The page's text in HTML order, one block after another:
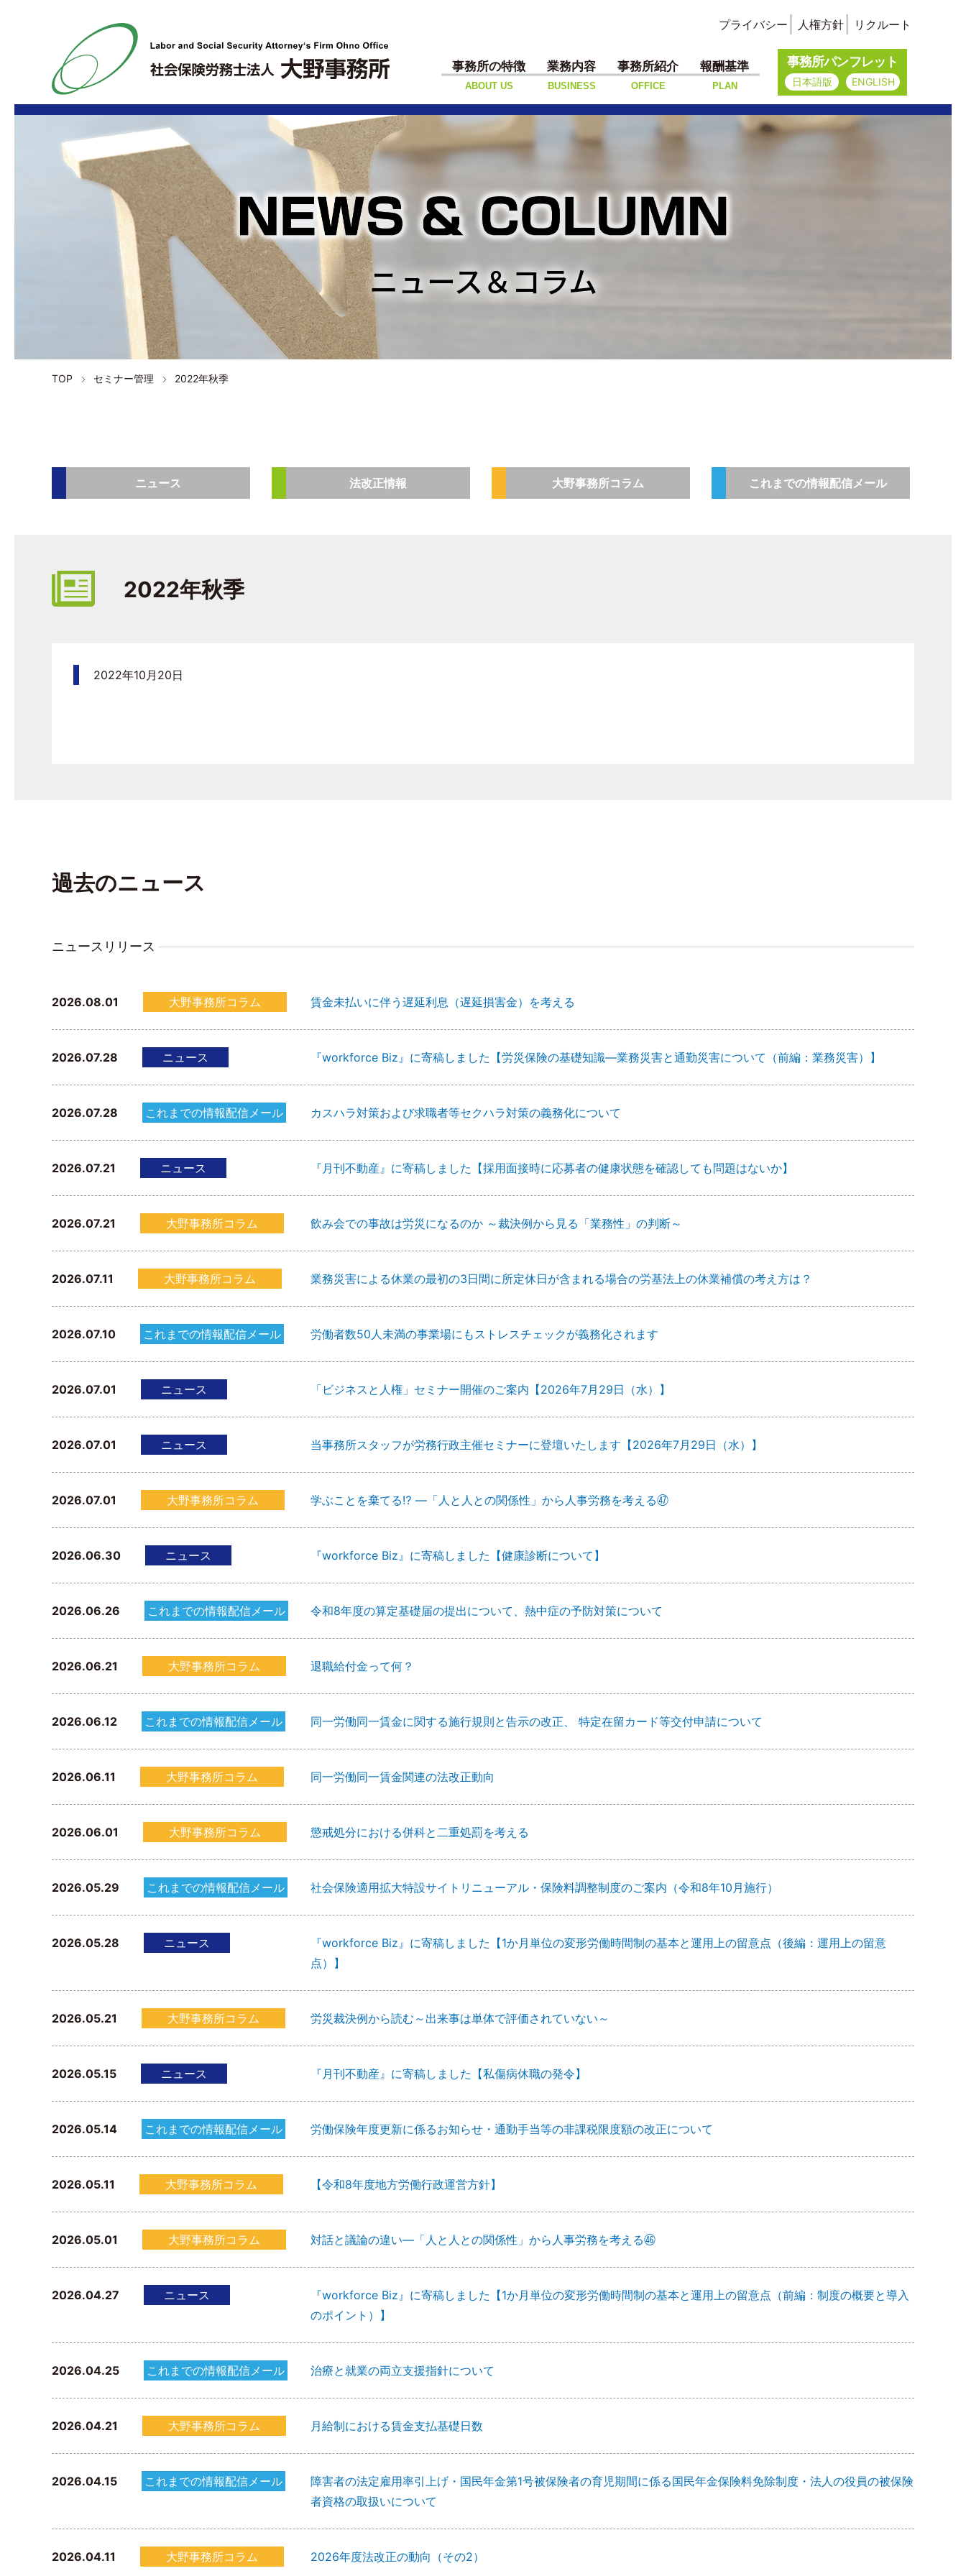
プライバシー 人権方針 リクルート
事務所の特徴
ABOUT US
業務内容
BUSINESS
事務所紹介
OFFICE
報酬基準
PLAN
事務所パンフレット
日本語版 ENGLISH
ニュース＆コラム
TOP セミナー管理 2022年秋季
ニュース 法改正情報 大野事務所コラム これまでの情報配信メール
2022年秋季
2022年10月20日
過去のニュース
ニュースリリース
2026.08.01 大野事務所コラム 賃金未払いに伴う遅延利息（遅延損害金）を考える
2026.07.28 ニュース 『workforce Biz』に寄稿しました【労災保険の基礎知識―業務災害と通勤災害について（前編：業務災害）】
2026.07.28 これまでの情報配信メール カスハラ対策および求職者等セクハラ対策の義務化について
2026.07.21 ニュース 『月刊不動産』に寄稿しました【採用面接時に応募者の健康状態を確認しても問題はないか】
2026.07.21 大野事務所コラム 飲み会での事故は労災になるのか ～裁決例から見る「業務性」の判断～
2026.07.11 大野事務所コラム 業務災害による休業の最初の3日間に所定休日が含まれる場合の労基法上の休業補償の考え方は？
2026.07.10 これまでの情報配信メール 労働者数50人未満の事業場にもストレスチェックが義務化されます
2026.07.01 ニュース 「ビジネスと人権」セミナー開催のご案内【2026年7月29日（水）】
2026.07.01 ニュース 当事務所スタッフが労務行政主催セミナーに登壇いたします【2026年7月29日（水）】
2026.07.01 大野事務所コラム 学ぶことを棄てる⁉ ―「人と人との関係性」から人事労務を考える㊼
2026.06.30 ニュース 『workforce Biz』に寄稿しました【健康診断について】
2026.06.26 これまでの情報配信メール 令和8年度の算定基礎届の提出について、熱中症の予防対策について
2026.06.21 大野事務所コラム 退職給付金って何？
2026.06.12 これまでの情報配信メール 同一労働同一賃金に関する施行規則と告示の改正、 特定在留カード等交付申請について
2026.06.11 大野事務所コラム 同一労働同一賃金関連の法改正動向
2026.06.01 大野事務所コラム 懲戒処分における併科と二重処罰を考える
2026.05.29 これまでの情報配信メール 社会保険適用拡大特設サイトリニューアル・保険料調整制度のご案内（令和8年10月施行）
2026.05.28 ニュース
『workforce Biz』に寄稿しました【1か月単位の変形労働時間制の基本と運用上の留意点（後編：運用上の留意
点）】
2026.05.21 大野事務所コラム 労災裁決例から読む～出来事は単体で評価されていない～
2026.05.15 ニュース 『月刊不動産』に寄稿しました【私傷病休職の発令】
2026.05.14 これまでの情報配信メール 労働保険年度更新に係るお知らせ・通勤手当等の非課税限度額の改正について
2026.05.11 大野事務所コラム 【令和8年度地方労働行政運営方針】
2026.05.01 大野事務所コラム 対話と議論の違い―「人と人との関係性」から人事労務を考える㊻
2026.04.27 ニュース
『workforce Biz』に寄稿しました【1か月単位の変形労働時間制の基本と運用上の留意点（前編：制度の概要と導入
のポイント）】
2026.04.25 これまでの情報配信メール 治療と就業の両立支援指針について
2026.04.21 大野事務所コラム 月給制における賃金支払基礎日数
2026.04.15 これまでの情報配信メール
障害者の法定雇用率引上げ・国民年金第1号被保険者の育児期間に係る国民年金保険料免除制度・法人の役員の被保険
者資格の取扱いについて
2026.04.11 大野事務所コラム 2026年度法改正の動向（その2）